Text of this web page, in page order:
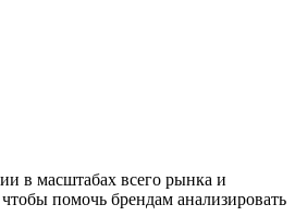
в масштабах всего рынка и
помочь брендам анализировать